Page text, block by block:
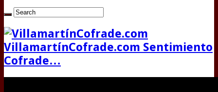
VillamartínCofrade.com Sentimiento
Cofrade…